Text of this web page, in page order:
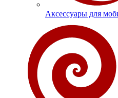
Аксессуары для